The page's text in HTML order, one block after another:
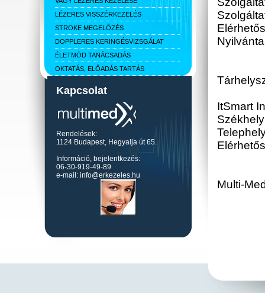
LÉZERES VISSZÉRKEZELÉS
STROKE MEGELŐZÉS
DOPPLERES KERINGÉSVIZSGÁLAT
ÉLETMÓD TANÁCSADÁS
OKTATÁS, ELŐADÁS TARTÁS
Kapcsolat
Rendelések:
1124 Budapest, Hegyalja út 65.
Információ, bejelentkezés:
06-30-919-49-89
e-mail: info@erkezeles.hu
ItSmart
Multi-